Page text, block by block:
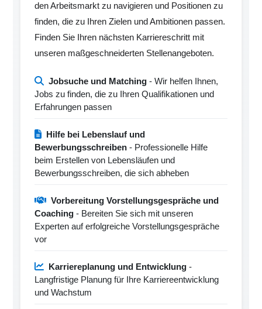
den Arbeitsmarkt zu navigieren und Positionen zu
finden, die zu Ihren Zielen und Ambitionen passen.
Finden Sie Ihren nächsten Karriereschritt mit
unseren maßgeschneiderten Stellenangeboten.
Jobsuche und Matching - Wir helfen Ihnen,
Jobs zu finden, die zu Ihren Qualifikationen und
Erfahrungen passen
Hilfe bei Lebenslauf und
Bewerbungsschreiben - Professionelle Hilfe
beim Erstellen von Lebensläufen und
Bewerbungsschreiben, die sich abheben
Vorbereitung Vorstellungsgespräche und
Coaching - Bereiten Sie sich mit unseren
Experten auf erfolgreiche Vorstellungsgespräche
vor
Karriereplanung und Entwicklung -
Langfristige Planung für Ihre Karriereentwicklung
und Wachstum